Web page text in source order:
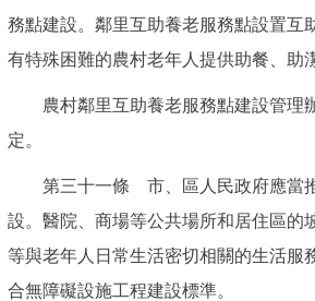
務點建設。鄰里互助養老服務點設置互
有特殊困難的農村老年人提供助餐、助
農村鄰里互助養老服務點建設管理
定。
第三十一條 市、區人民政府應當推
設。醫院、商場等公共場所和居住區的
等與老年人日常生活密切相關的生活服
合無障礙設施工程建設標準。